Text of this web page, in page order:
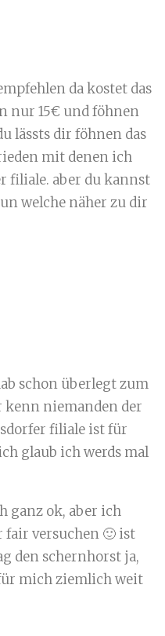
da kostet das
nur 15€ und föhnen
lässts dir föhnen das
mit denen ich
filiale. aber du kannst
welche näher zu dir
schon überlegt zum
kenn niemanden der
filiale ist für
glaub ich werds mal
ganz ok, aber ich
fair versuchen 🙂 ist
den schernhorst ja,
mich ziemlich weit